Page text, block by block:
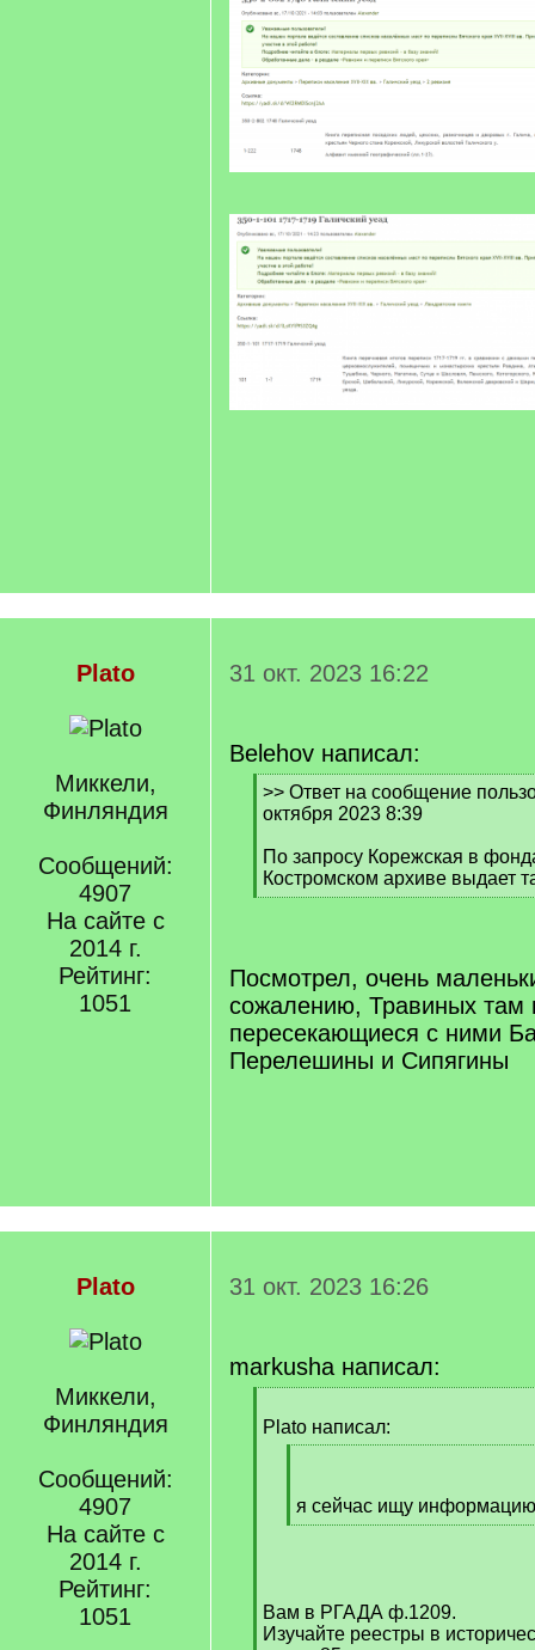
Plato
Миккели,
Финляндия
Сообщений:
4907
На сайте с
2014 г.
Рейтинг:
1051
31 окт. 2023 16:22
Belehov написал:
[
q
>> Ответ на сообщение
октября 2023 8:39
По запросу Корежская в
Костромском архиве выдает
[
Посмотрел, очень
сожалению, Травиных там
пересекающиеся с ними
Перелешины и Сипягины
Plato
Миккели,
Финляндия
Сообщений:
4907
На сайте с
2014 г.
Рейтинг:
1051
31 окт. 2023 16:26
markusha написал:
q
Plato написал:
]я сейчас ищу
[
Вам в РГАДА ф.1209.
Изучайте реестры в